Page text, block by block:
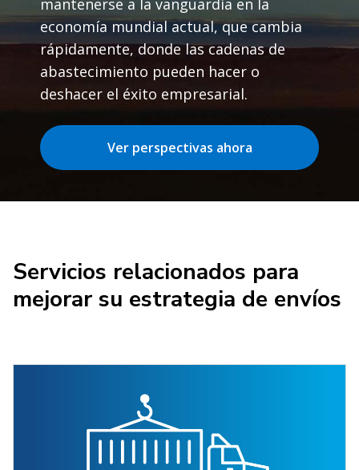
mantenerse a la vanguardia en la
economía mundial actual, que cambia
rápidamente, donde las cadenas de
abastecimiento pueden hacer o
deshacer el éxito empresarial.
Ver perspectivas ahora
Servicios relacionados para
mejorar su estrategia de envíos